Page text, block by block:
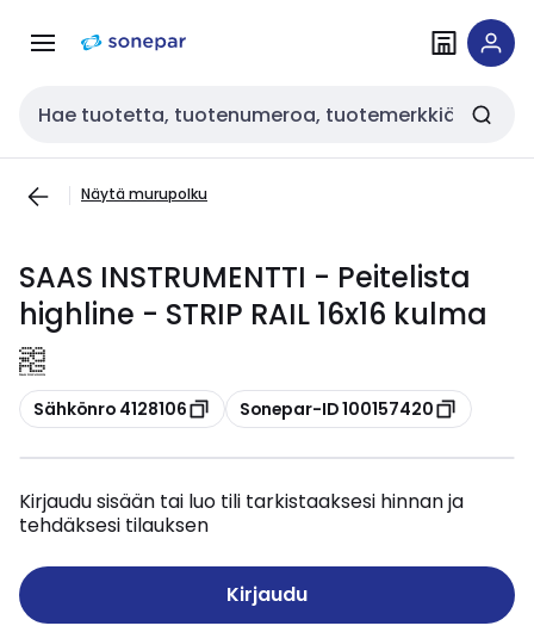
navigointiinsisältöön
Haku
Näytä murupolku
SAAS INSTRUMENTTI - Peitelista
highline - STRIP RAIL 16x16 kulma
Kopioi
Sähkönro 4128106 Kopioi
Sonepar-ID 100157420
Kirjaudu sisään tai luo tili tarkistaaksesi hinnan ja
tehdäksesi tilauksen
Kirjaudu